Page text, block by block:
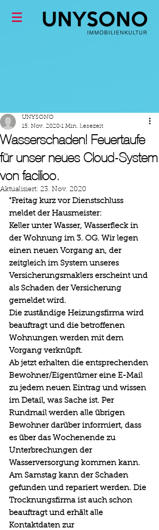
Wasserschaden! Feuertaufe
für unser neues Cloud-System
von facilioo.
UNYSONO
15. Nov. 2020 1 Min. Lesezeit
Aktualisiert: 23. Nov. 2020
"Freitag kurz vor Dienstschluss
meldet der Hausmeister:
Keller unter Wasser, Wasserfleck in
der Wohnung im 3. OG. Wir legen
einen neuen Vorgang an, der
zeitgleich im System unseres
Versicherungsmaklers erscheint und
als Schaden der Versicherung
gemeldet wird.
Die zuständige Heizungsfirma wird
beauftragt und die betroffenen
Wohnungen werden mit dem
Vorgang verknüpft.
Ab jetzt erhalten die entsprechenden
Bewohner/Eigentümer eine E-Mail
zu jedem neuen Eintrag und wissen
im Detail, was Sache ist. Per
Rundmail werden alle übrigen
Bewohner darüber informiert, dass
es über das Wochenende zu
Unterbrechungen der
Wasserversorgung kommen kann.
Am Samstag kann der Schaden
gefunden und repariert werden. Die
Trocknungsfirma ist auch schon
beauftragt und erhält alle
Kontaktdaten zur